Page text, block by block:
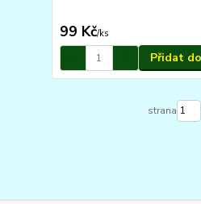
99 Kč/ks
Přidat
strana